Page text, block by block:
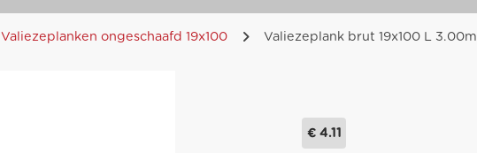
Valiezeplanken ongeschaafd 19x100 Valiezeplank brut 19x100 L 3.00m
€ 4.11